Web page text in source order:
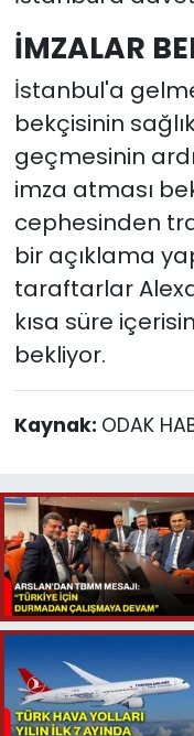
İMZALAR
İstanbul'a
bekçisinin
geçmesinin
imza atması
cephesinden
bir açıklama
taraftarlar
kısa süre
bekliyor.
Kaynak: ODAK